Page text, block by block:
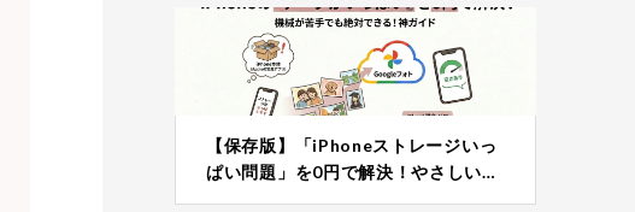
【保存版】「iPhoneストレージいっ
ぱい問題」を0円で解決！やさしい…